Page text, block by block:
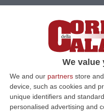
We value
We and our partners store
device, such as cookies and
unique identifiers and
personalised advertising and
Clicca e segui “Corriere
LAMEZIA TERME Le